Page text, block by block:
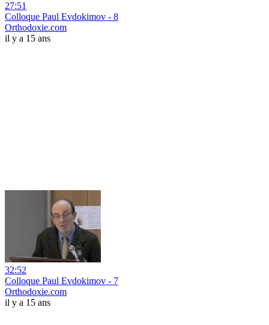
27:51
Colloque Paul Evdokimov - 8
Orthodoxie.com
il y a 15 ans
32:52
Colloque Paul Evdokimov - 7
Orthodoxie.com
il y a 15 ans